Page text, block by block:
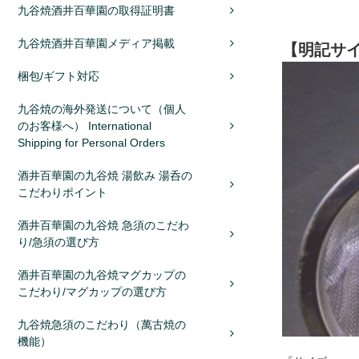
九谷焼酒井百華園の取得証明書
九谷焼酒井百華園メディア掲載
梱包/ギフト対応
九谷焼の海外発送について（個人
のお客様へ） International
Shipping for Personal Orders
酒井百華園の九谷焼 湯飲み 湯呑の
こだわりポイント
酒井百華園の九谷焼 急須のこだわ
り/急須の選び方
酒井百華園の九谷焼マグカップの
こだわり/マグカップの選び方
九谷焼急須のこだわり（萬古焼の
機能）
【明記サ